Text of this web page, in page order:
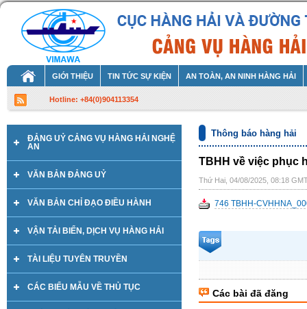
GIỚI THIỆU TIN TỨC SỰ KIỆN AN TOÀN, AN NINH HÀNG HẢI
Hotline: +84(0)904113354
ĐẢNG UỶ CẢNG VỤ HÀNG HẢI NGHỆ
AN
VĂN BẢN ĐẢNG UỶ
VĂN BẢN CHỈ ĐẠO ĐIỀU HÀNH
VẬN TẢI BIỂN, DỊCH VỤ HÀNG HẢI
TÀI LIỆU TUYÊN TRUYỀN
CÁC BIỂU MẪU VỀ THỦ TỤC
Thông báo hàng hải
TBHH về việc phục
Thứ Hai, 04/08/2025, 08:18
746 TBHH-
Các bài đã đăng